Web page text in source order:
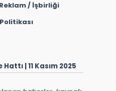
Reklam / İşbirliği
| 11 Kasım 2025